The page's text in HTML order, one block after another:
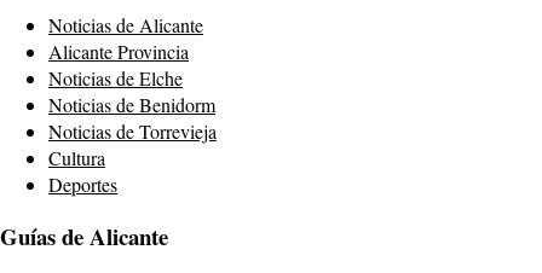
Noticias de Alicante
Alicante Provincia
Noticias de Elche
Noticias de Benidorm
Noticias de Torrevieja
Cultura
Deportes
Guías de Alicante